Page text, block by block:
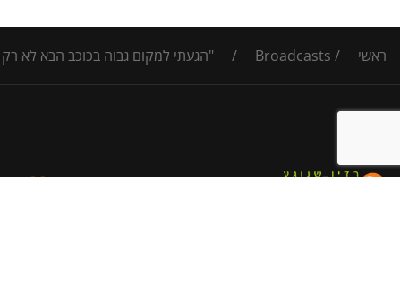
ראשי /
Broadcasts
/ "הגעתי למקום גבוה בכוכב הבא לא
כללי